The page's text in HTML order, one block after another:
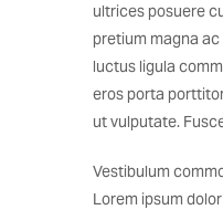
ultrices posuere
pretium magna
luctus ligula
eros porta
ut vulputate.
Vestibulum
Lorem ipsum